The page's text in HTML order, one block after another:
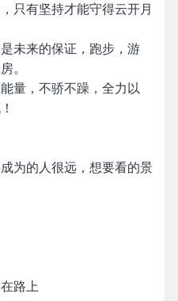
只有坚持才能守得云开月
未来的保证，跑步，游
。
量，不骄不躁，全力以
为的人很远，想要看的景
路上